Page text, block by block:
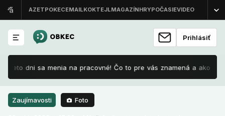
Prihlásiť
dni sa menia na pracovné! Čo to pre vás znamená a ako je to
Zaujímavosti Foto
Zaujímavosti 09. okt. 2023 o 17:00